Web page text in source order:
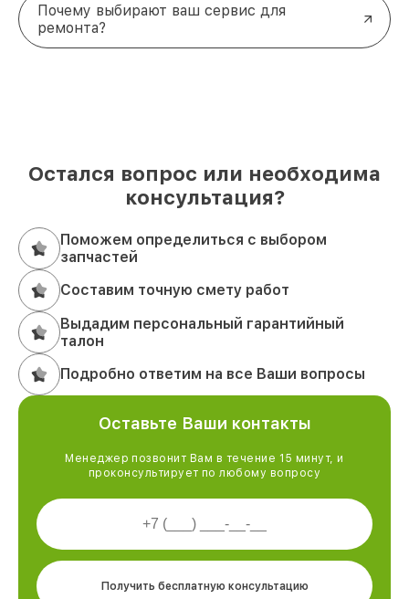
Почему выбирают ваш сервис для
ремонта?
Остался вопрос или необходима
консультация?
Поможем определиться с выбором
запчастей
Составим точную смету работ
Выдадим персональный гарантийный
талон
Подробно ответим на все Ваши вопросы
Оставьте Ваши контакты
Менеджер позвонит Вам в течение 15 минут, и
проконсультирует по любому вопросу
Получить бесплатную консультацию